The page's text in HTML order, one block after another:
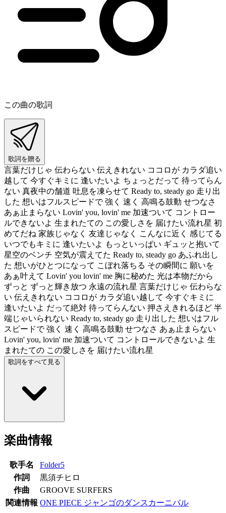
この曲の歌詞
歌詞を贈る
言葉だけじゃ 伝わらない 伝えきれない ココロが カラダ追い
越して 今すぐキミに 逢いたいよ ちょっとだって 待ってらん
ない 真夜中の舗道 吐息を凍らせて Ready to, steady go 走り出
した 想いはフルスピードで 強く 速く 高鳴る鼓動 せつなさ
あぁ止まらない Lovin' you, lovin' me 加速ついて コントロー
ルできないよ 生まれたての この愛しさを 届けたい流れ星 初
めてだね 家族じゃなく 友達じゃなく こんなに近く 感じてる
いつでもキミに 逢いたいよ もっといっぱい ギュッと抱いて
星空のベンチ 空気が震えてた Ready to, steady go あふれ出し
た 想いがひとつになって こぼれ落ちる その瞬間に 願いを
あぁ叶えて Lovin' you lovin' me 胸に秘めた 光は本物だから
ずっと ずっと輝き放つ 永遠の流れ星 言葉だけじゃ 伝わらな
い 伝えきれない ココロが カラダ追い越して 今すぐキミに
逢いたいよ だって絶対 待ってらんない 押さえきれるほど 半
端じゃいられない Ready to, steady go 走り出した 想いはフル
スピードで 強く 速く 高鳴る鼓動 せつなさ あぁ止まらない
Lovin' you, lovin' me 加速ついて コントロールできないよ 生
まれたての この愛しさを 届けたい流れ星
歌詞をすべて見る
楽曲情報
歌手名
Folder5
作詞
黒須チヒロ
作曲
GROOVE SURFERS
関連情報 ONE PIECE ジャンゴのダンスカーニバル